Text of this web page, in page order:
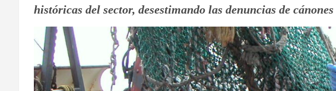
históricas del sector, desestimando las denuncias de